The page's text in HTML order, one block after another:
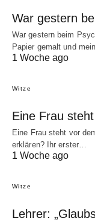
War gestern
War gestern beim
Papier gemalt und
1 Woche ago
Witze
Eine Frau
Eine Frau steht vor
erklären? Ihr erster…
1 Woche ago
Witze
Lehrer: